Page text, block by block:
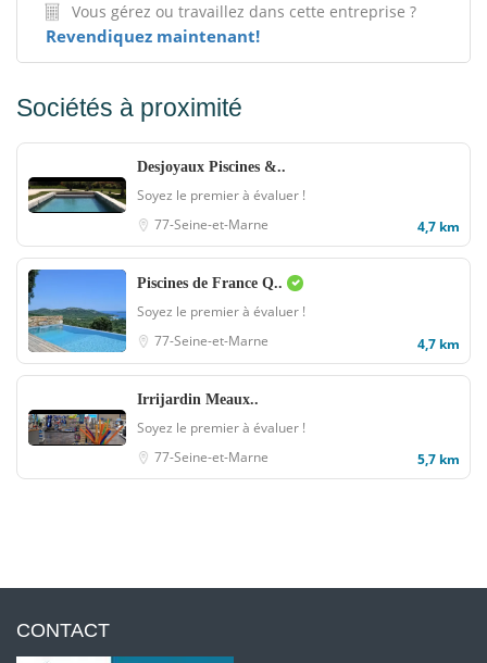
Vous gérez ou travaillez dans cette entreprise ?
Revendiquez maintenant!
Sociétés à proximité
Desjoyaux Piscines &..
Soyez le premier à évaluer !
77-Seine-et-Marne
4,7 km
Piscines de France Q..
Soyez le premier à évaluer !
77-Seine-et-Marne
4,7 km
Irrijardin Meaux..
Soyez le premier à évaluer !
77-Seine-et-Marne
5,7 km
CONTACT